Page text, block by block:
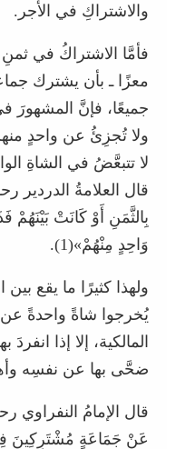
والاشتراكِ في الأجر.
فأمَّا الاشتراكُ في ثمنِ
معزًا ـ بأن يشترك
جميعًا، فإنَّ المشهورَ
ولا تُجزِئُ عن واحدٍ
لا تتبعَّضُ في الشاةِ
قال العلامةُ الدردير
بِالثَّمَنِ أَوْ كَانَتْ
وَاحِدٍ مِنْهُمْ»(1).
ولهذا كثيرًا ما يقع
يُخرجوا شاةً واحدةً عن
المالكية، إلا إذا
ضحَّى بها عن نفسِه
قال الإمامُ النفراوي
عَنْ جَمَاعَةٍ مُشْتَرِكِينَ